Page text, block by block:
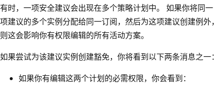
有时，一项安全建议会出现在多个策略计划中。 如果你将同一
项建议的多个实例分配给同一订阅，然后为这项建议创建例外，
则这会影响你有权限编辑的所有活动方案。
如果尝试为该建议实例创建豁免，你将看到以下两条消息之一：
如果你有编辑这两个计划的必需权限，你会看到：